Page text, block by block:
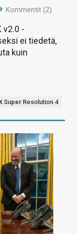
Kommentit (2)
v2.0 -
ei tiedetä,
kuin
Super Resolution 4